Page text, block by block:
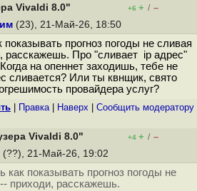
Vivaldi 8.0" +6 + / –
(23), 21-Май-26, 18:50
прогноз погоды не сливая
расскажешь. Про "сливает ip адрес"
на опеннет заходишь, тебе не
сливается? Или ты квнщик, свято
провайдера услуг?
Правка| Наверх Cообщить модератору
Vivaldi 8.0" +4 + / –
(??), 21-Май-26, 19:02
показывать прогноз погоды не
приходи, расскажешь.